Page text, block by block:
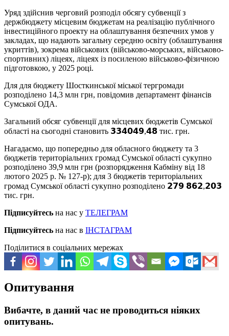
Уряд здійснив черговий розподіл обсягу субвенції з
держбюджету місцевим бюджетам на реалізацію публічного
інвестиційного проекту на облаштування безпечних умов у
закладах, що надають загальну середню освіту (облаштування
укриттів), зокрема військових (військово-морських, військово-
спортивних) ліцеях, ліцеях із посиленою військово-фізичною
підготовкою, у 2025 році.
Для для бюджету Шосткинської міської тергромади
розподілено 14,3 млн грн, повідомив департамент фінансів
Сумської ОДА.
Загальний обсяг субвенції для місцевих бюджетів Сумської
області на сьогодні становить 𝟯𝟯𝟰𝟬𝟰𝟵,𝟰𝟴 тис. грн.
Нагадаємо, що попередньо для обласного бюджету та 3
бюджетів територіальних громад Сумської області сукупно
розподілено 39,9 млн грн (розпорядження Кабміну від 18
лютого 2025 р. № 127-р); для 3 бюджетів територіальних
громад Сумської області сукупно розподілено 𝟮𝟳𝟵 𝟴𝟲𝟮,𝟮𝟬𝟯
тис. грн.
Підписуйтесь на нас у ТЕЛЕГРАМ
Підписуйтесь на нас в ІНСТАГРАМ
Поділитися в соціальних мережах
Опитування
Вибачте, в даний час не проводиться ніяких
опитувань.